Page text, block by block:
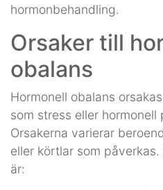
hormonbehandling.
Orsaker till
obalans
Hormonell obalans
som stress eller hormonell
Orsakerna varierar
eller körtlar som
är: